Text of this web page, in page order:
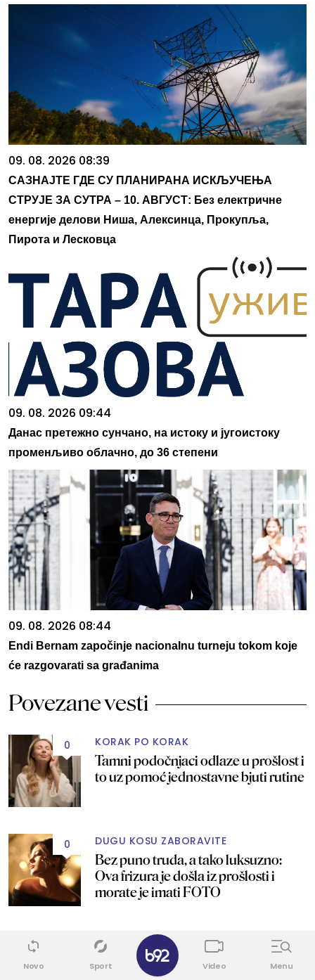
09. 08. 2026 08:39
САЗНАЈТЕ ГДЕ СУ ПЛАНИРАНА ИСКЉУЧЕЊА
СТРУЈЕ ЗА СУТРА – 10. АВГУСТ: Без електричне
енергије делови Ниша, Алексинца, Прокупља,
Пирота и Лесковца
09. 08. 2026 09:44
Данас претежно сунчано, на истоку и југоистоку
променљиво облачно, до 36 степени
09. 08. 2026 08:44
Endi Bernam započinje nacionalnu turneju tokom koje
će razgovarati sa građanima
Povezane vesti
0 KORAK PO KORAK
Tamni podočnjaci odlaze u prošlost i
to uz pomoć jednostavne bjuti rutine
0 DUGU KOSU ZABORAVITE
Bez puno truda, a tako luksuzno:
Ova frizura je došla iz prošlosti i
morate je imati FOTO
I TO ZA SAMO PAR MINUTA
Pramenovi bez farbanja i oštećenja
kose: Žene su poludele za ovim
Novo Sport Video Menu
✕